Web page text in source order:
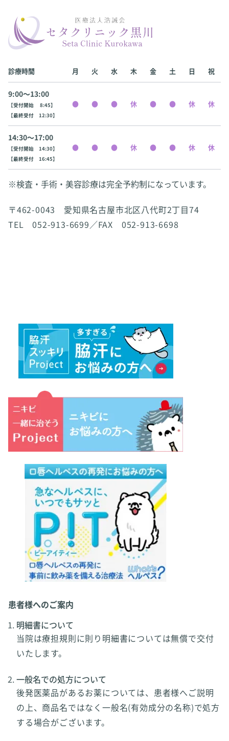
診療時間 月 火 水 木 金 土 日 祝
9:00〜13:00
【受付開始 8:45】
【最終受付 12:30】
14:30〜17:00
【受付開始 14:30】
【最終受付 16:45】
※検査・手術・美容診療は完全予約制になっています。
〒462-0043 愛知県名古屋市北区八代町2丁目74
TEL 052-913-6699／FAX 052-913-6698
患者様へのご案内
明細書について
当院は療担規則に則り明細書については無償で交付
いたします。
一般名での処方について
後発医薬品があるお薬については、患者様へご説明
の上、商品名ではなく一般名(有効成分の名称)で処方
する場合がございます。